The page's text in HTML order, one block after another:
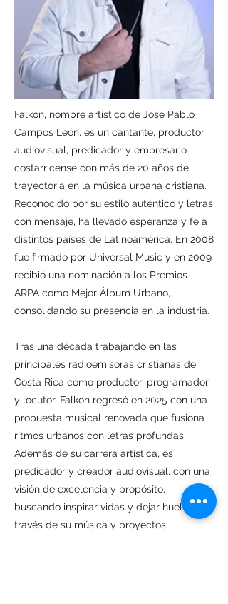
Falkon, nombre artístico de José Pablo
Campos León, es un cantante, productor
audiovisual, predicador y empresario
costarricense con más de 20 años de
trayectoria en la música urbana cristiana.
Reconocido por su estilo auténtico y letras
con mensaje, ha llevado esperanza y fe a
distintos países de Latinoamérica. En 2008
fue firmado por Universal Music y en 2009
recibió una nominación a los Premios
ARPA como Mejor Álbum Urbano,
consolidando su presencia en la industria.
Tras una década trabajando en las
principales radioemisoras cristianas de
Costa Rica como productor, programador
y locutor, Falkon regresó en 2025 con una
propuesta musical renovada que fusiona
ritmos urbanos con letras profundas.
Además de su carrera artística, es
predicador y creador audiovisual, con una
visión de excelencia y propósito,
buscando inspirar vidas y dejar huella a
través de su música y proyectos.